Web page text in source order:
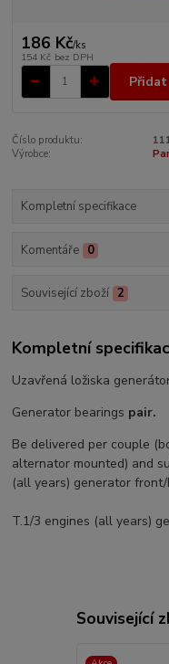
186 Kč/ks
154 Kč bez DPH
Číslo produktu:
Výrobce:
Kompletní specifikace
Komentáře 0
Související zboží 2
Kompletní
Uzavřená ložiska
Generator bearings pair.
Be delivered per couple
alternator mounted) and
(all years) generator
T.1/3 engines (all years)
Související